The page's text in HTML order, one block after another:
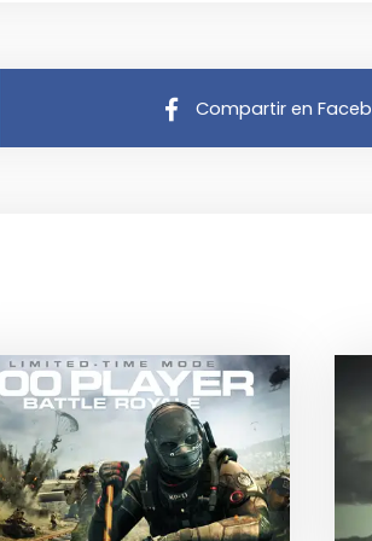
Compartir en